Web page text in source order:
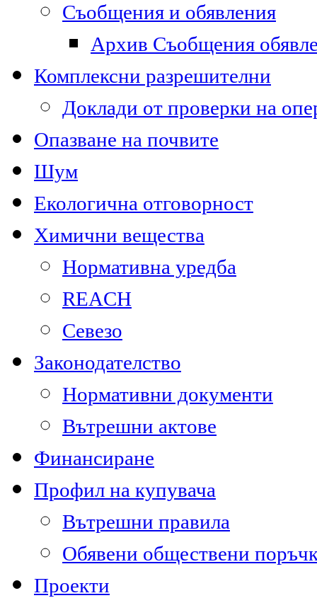
Съобщения и обявления
Архив Съобщения
Комплексни разрешителни
Доклади от проверки на
Опазване на почвите
Шум
Екологична отговорност
Химични вещества
Нормативна уредба
REACH
Севезо
Законодателство
Нормативни документи
Вътрешни актове
Финансиране
Профил на купувача
Вътрешни правила
Обявени обществени
Проекти